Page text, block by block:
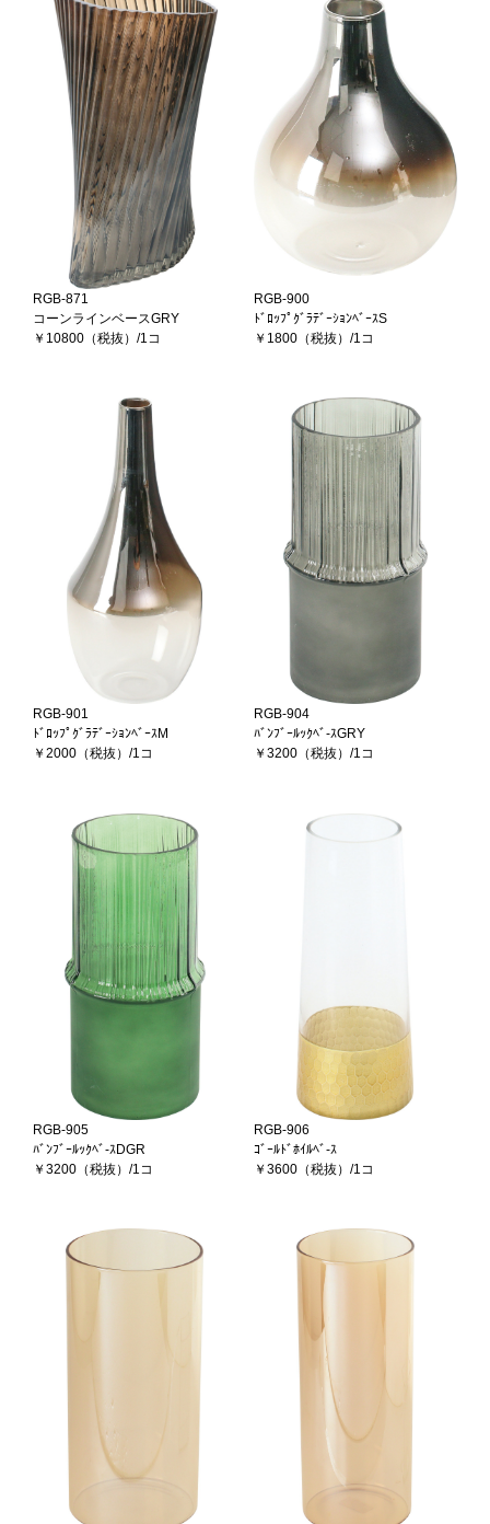
RGB-871
コーンラインベースGRY
￥10800（税抜）/1コ
RGB-900
ﾄﾞﾛｯﾌﾟｸﾞﾗﾃﾞｰｼｮﾝﾍﾞｰｽS
￥1800（税抜）/1コ
RGB-901
ﾄﾞﾛｯﾌﾟｸﾞﾗﾃﾞｰｼｮﾝﾍﾞｰｽM
￥2000（税抜）/1コ
RGB-904
ﾊﾞﾝﾌﾞｰﾙｯｸﾍﾞ-ｽGRY
￥3200（税抜）/1コ
RGB-905
ﾊﾞﾝﾌﾞｰﾙｯｸﾍﾞ-ｽDGR
￥3200（税抜）/1コ
RGB-906
ｺﾞｰﾙﾄﾞﾎｲﾙﾍﾞ-ｽ
￥3600（税抜）/1コ